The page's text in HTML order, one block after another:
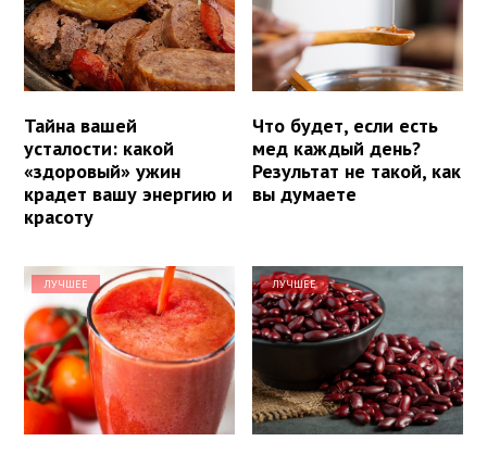
Тайна вашей
усталости: какой
«здоровый» ужин
крадет вашу энергию и
красоту
Что будет, если есть
мед каждый день?
Результат не такой, как
вы думаете
ЛУЧШЕЕ ЛУЧШЕЕ